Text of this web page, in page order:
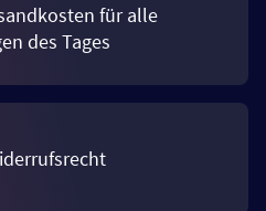
für alle
des Tages